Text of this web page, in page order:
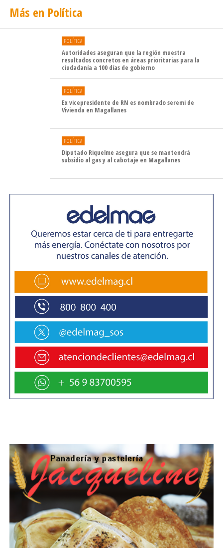
probidad y responsabilidad institucional, valores que
guían el ejercicio de la función pública en todas sus
instancias», agregaron desde el ex edificio de la
Más en Política
POLÍTICA
Autoridades aseguran que la región muestra
resultados concretos en áreas prioritarias para la
ciudadanía a 100 días de gobierno
POLÍTICA
Ex vicepresidente de RN es nombrado seremi de
Vivienda en Magallanes
POLÍTICA
Diputado Riquelme asegura que se mantendrá
subsidio al gas y al cabotaje en Magallanes